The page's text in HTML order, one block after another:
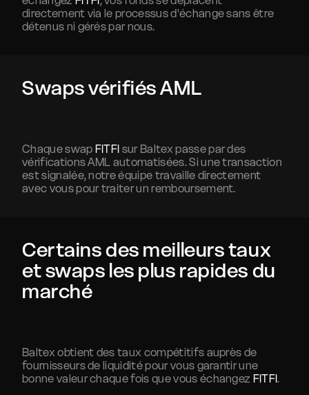
directement via le processus d'échange sans être
détenus ni gérés par nous.
Swaps vérifiés AML
Chaque swap FITFI sur Baltex passe par des
vérifications AML automatisées. Si une transaction
est signalée, notre équipe travaille directement
avec vous pour traiter un remboursement.
Certains des meilleurs taux
et swaps les plus rapides du
marché
Baltex obtient des taux compétitifs auprès de
fournisseurs de liquidité pour vous garantir une
bonne valeur chaque fois que vous échangez FITFI.